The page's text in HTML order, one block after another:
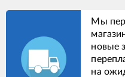
Мы
новые
на